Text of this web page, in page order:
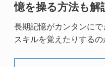
憶を操る方法も解
長期記憶がカンタンに
スキルを覚えたりするの